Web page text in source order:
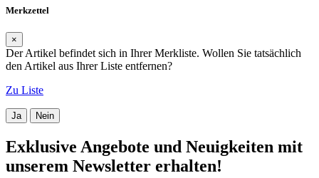
Merkzettel
×
Der Artikel befindet sich in Ihrer Merkliste. Wollen Sie tatsächlich
den Artikel aus Ihrer Liste entfernen?
Zu Liste
Ja Nein
Exklusive Angebote und Neuigkeiten mit
unserem Newsletter erhalten!